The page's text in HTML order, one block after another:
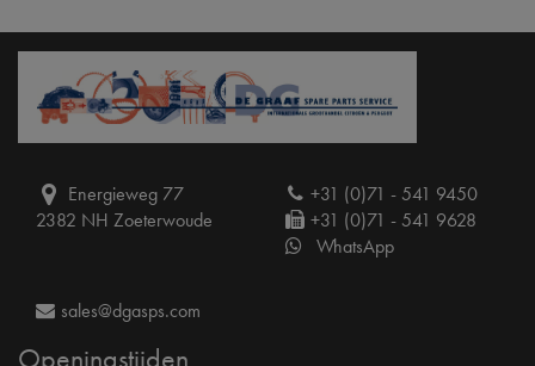
Energieweg 77
2382 NH Zoeterwoude
+31 (0)71 - 541 9450
+31 (0)71 - 541 9628
WhatsApp
sales@dgasps.com
Openingstijden